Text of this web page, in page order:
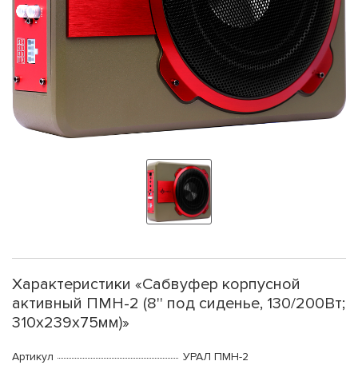
Характеристики «Сабвуфер корпусной
активный ПМН-2 (8'' под сиденье, 130/200Вт;
310х239x75мм)»
Артикул
УРАЛ ПМН-2